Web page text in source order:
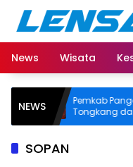
Langsung
konten
News
Wisata
NEWSPemkab
Tongkang dan
Segera Diangkat,
SOPAN